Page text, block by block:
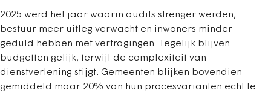
2025 werd het jaar waarin audits strenger werden,
bestuur meer uitleg verwacht en inwoners minder
geduld hebben met vertragingen. Tegelijk blijven
budgetten gelijk, terwijl de complexiteit van
dienstverlening stijgt. Gemeenten blijken bovendien
gemiddeld maar 20% van hun procesvarianten echt te